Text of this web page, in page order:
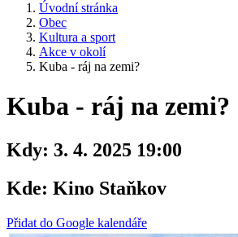
Úvodní stránka
Obec
Kultura a sport
Akce v okolí
Kuba - ráj na zemi?
Kuba - ráj na zemi?
Kdy: 3. 4. 2025 19:00
Kde: Kino Staňkov
Přidat do Google kalendáře